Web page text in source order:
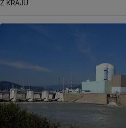
Z KRAJU